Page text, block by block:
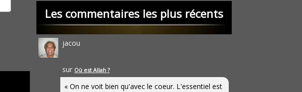
Les commentaires les plus récents
jacou
sur Où est Allah ?
« On ne voit bien qu'avec le coeur. L'essentiel est